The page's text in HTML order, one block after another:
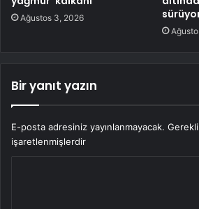
Ağustos 3, 2026
Bir yanıt yazın
E-posta adresiniz yayınlanmayacak.
işaretlenmişlerdir